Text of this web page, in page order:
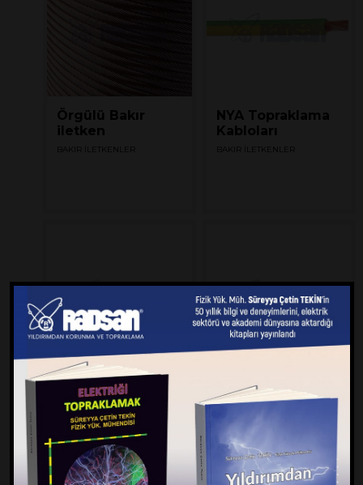
Örgülü Bakır
iletken
BAKIR İLETKENLER
NYA Topraklama
Kabloları
BAKIR İLETKENLER
NYAF Esnek
Topraklama
Kabloları
BAKIR İLETKENLER
NYY Topraklama
Kabloları’’Çift
İzoleli’’